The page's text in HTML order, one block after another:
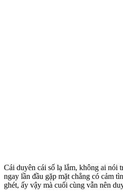
Cái duyên cái số lạ lắm, không ai nói
ngay lần đầu gặp mặt chẳng có cảm
ghét, ấy vậy mà cuối cùng vẫn nên